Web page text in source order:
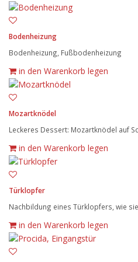
Bodenheizung
Bodenheizung, Fußbodenheizung
in den Warenkorb legen
Mozartknödel
Leckeres Dessert: Mozartknödel auf
in den Warenkorb legen
Türklopfer
Nachbildung eines Türklopfers, wie
in den Warenkorb legen